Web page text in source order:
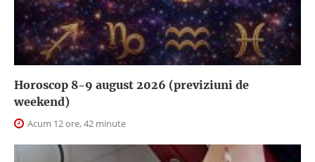
Horoscop 8-9 august 2026 (previziuni de
weekend)
Acum 12 ore, 42 minute